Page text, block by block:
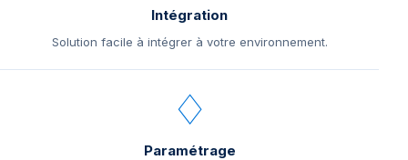
Intégration
Solution facile à intégrer à votre environnement.
♢
Paramétrage